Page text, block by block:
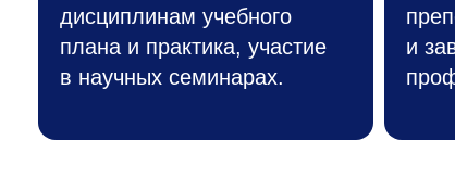
дисциплинам учебного
плана и практика, участие
в научных семинарах.
и